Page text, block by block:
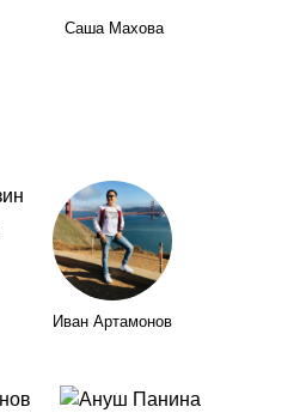
Саша Махова
Иван Артамонов